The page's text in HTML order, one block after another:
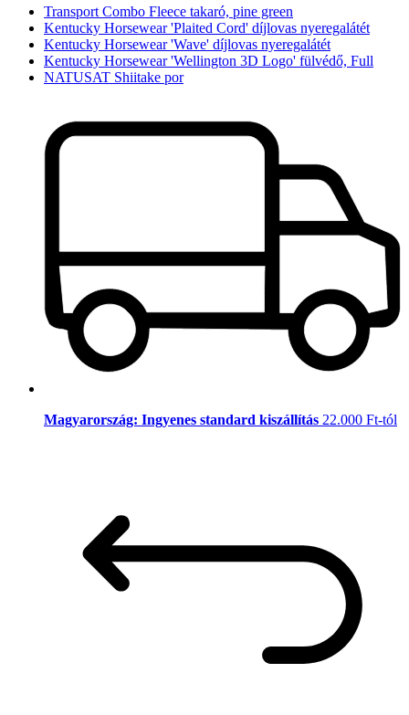
Transport Combo Fleece takaró, pine green
Kentucky Horsewear 'Plaited Cord' díjlovas nyeregalátét
Kentucky Horsewear 'Wave' díjlovas nyeregalátét
Kentucky Horsewear 'Wellington 3D Logo' fülvédő, Full
NATUSAT Shiitake por
Magyarország: Ingyenes standard kiszállítás 22.000 Ft-tól